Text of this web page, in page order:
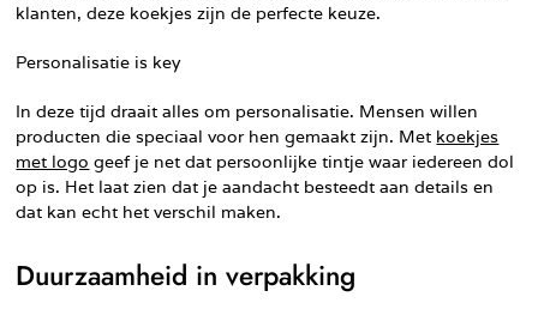
klanten, deze koekjes zijn de perfecte keuze.
Personalisatie is key
In deze tijd draait alles om personalisatie. Mensen willen
producten die speciaal voor hen gemaakt zijn. Met koekjes
met logo geef je net dat persoonlijke tintje waar iedereen dol
op is. Het laat zien dat je aandacht besteedt aan details en
dat kan echt het verschil maken.
Duurzaamheid in verpakking